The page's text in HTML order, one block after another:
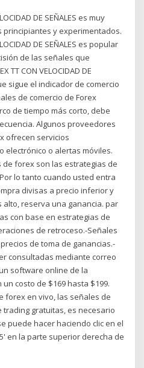
DE SEÑALES es muy
y experimentados.
DE SEÑALES es popular
de las señales que
TT CON VELOCIDAD DE
sigue el indicador de comercio
de comercio de Forex
de tiempo más corto, debe
Algunos proveedores
ofrecen servicios
electrónico o alertas móviles.
forex son las estrategias de
lo tanto cuando usted entra
divisas a precio inferior y
reserva una ganancia. par
con base en estrategias de
de retroceso.-Señales
de toma de ganancias.-
consultadas mediante correo
software online de la
costo de $169 hasta $199.
forex en vivo, las señales de
gratuitas, es necesario
puede hacer haciendo clic en el
en la parte superior derecha de